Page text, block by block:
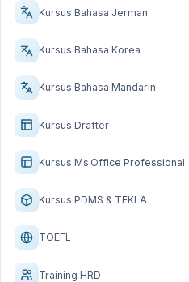
Kursus Bahasa Jerman
Kursus Bahasa Korea
Kursus Bahasa Mandarin
Kursus Drafter
Kursus Ms.Office Professional
Kursus PDMS & TEKLA
TOEFL
Training HRD